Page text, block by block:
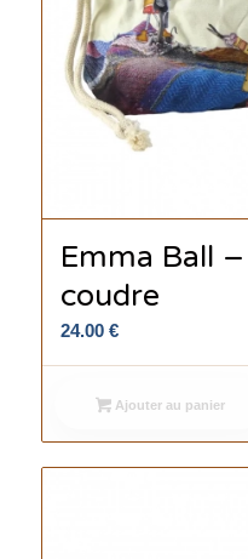
Emma Ball
coudre
24.00 €
Ajouter au panier